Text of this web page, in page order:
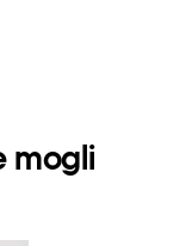
mogli